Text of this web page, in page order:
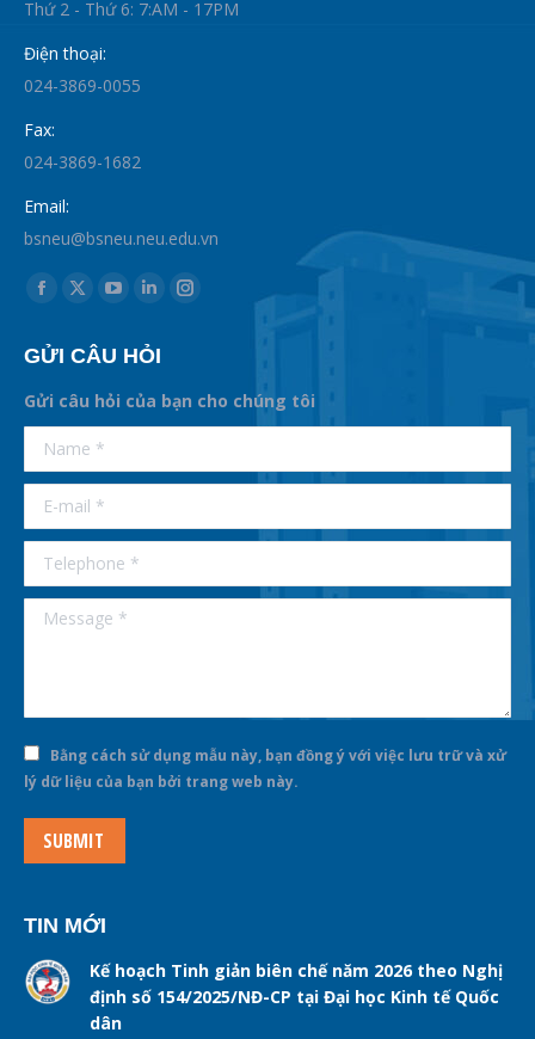
Thứ 2 - Thứ 6: 7:AM - 17PM
Điện thoại:
024-3869-0055
Fax:
024-3869-1682
Email:
bsneu@bsneu.neu.edu.vn
Find us on:
Facebook
opens
in
new
window
X
opens
in
new
window
YouTube
opens
in
new
Linkedin
opens
in
new
Instagram
in
new
GỬI CÂU HỎI
Gửi câu hỏi của bạn cho chúng tôi
supertotobet
betist
Name *
E-mail *
Telephone *
Message *
Bằng cách sử dụng mẫu này, bạn đồng ý với việc lưu trữ và xử
lý dữ liệu của bạn bởi trang web này.
SUBMIT
TIN MỚI
Kế hoạch Tinh giản biên chế năm 2026 theo Nghị
định số 154/2025/NĐ-CP tại Đại học Kinh tế Quốc
dân